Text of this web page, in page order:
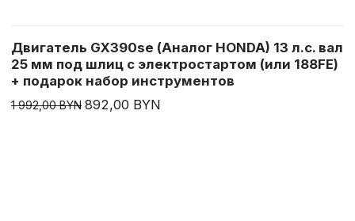
Двигатель GX390se (Аналог HONDA) 13 л.с. вал
25 мм под шлиц с электростартом (или 188FE)
+ подарок набор инструментов
1 992,00 BYN 892,00 BYN